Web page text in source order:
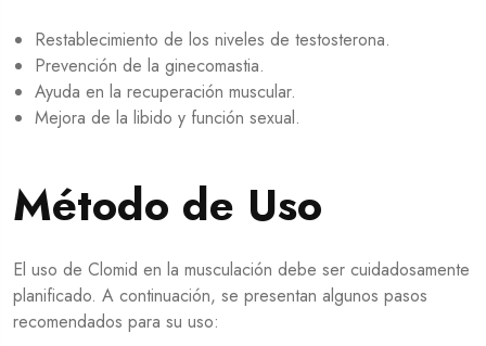
Restablecimiento de los niveles de testosterona.
Prevención de la ginecomastia.
Ayuda en la recuperación muscular.
Mejora de la libido y función sexual.
Método de Uso
El uso de Clomid en la musculación debe ser cuidadosamente
planificado. A continuación, se presentan algunos pasos
recomendados para su uso: